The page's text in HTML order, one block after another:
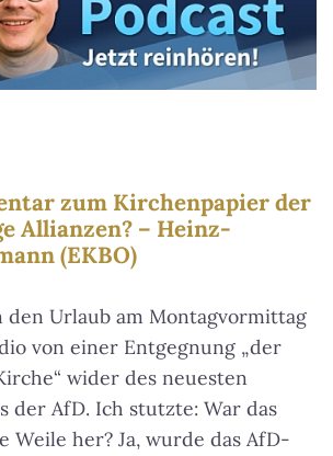
zum Kirchenpapier der
Allianzen? – Heinz-
(EKBO)
den Urlaub am Montagvormittag
von einer Entgegnung „der
wider des neuesten
der AfD. Ich stutzte: War das
Weile her? Ja, wurde das AfD-